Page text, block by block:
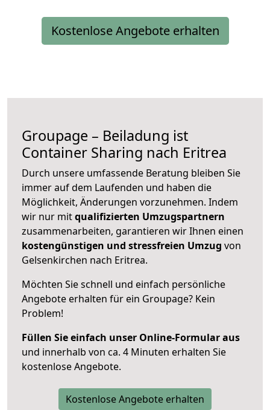
Kostenlose Angebote erhalten
Groupage – Beiladung ist
Container Sharing nach Eritrea
Durch unsere umfassende Beratung bleiben Sie
immer auf dem Laufenden und haben die
Möglichkeit, Änderungen vorzunehmen. Indem
wir nur mitqualifizierten Umzugspartnern
zusammenarbeiten, garantieren wir Ihnen einen
kostengünstigen und stressfreien Umzug von
Gelsenkirchen nach Eritrea.
Möchten Sie schnell und einfach persönliche
Angebote erhalten für ein Groupage? Kein
Problem!
Füllen Sie einfach unser Online-Formular aus
und innerhalb von ca. 4 Minuten erhalten Sie
kostenlose Angebote.
Kostenlose Angebote erhalten